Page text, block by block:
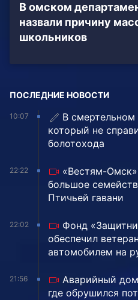
В омском
назвали причину
школьников
ПОСЛЕДНИЕ НОВОСТИ
10:07
В
который не
болотохода
22:22
«Вестям-Омск»
большое
Птичьей гавани
22:02
Фонд
обеспечил
автомобилем на
21:56
Аварийный
где обрушился